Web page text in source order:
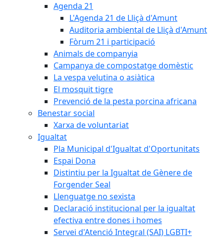
Agenda 21
L'Agenda 21 de Lliçà d'Amunt
Auditoria ambiental de Lliçà d'Amunt
Fòrum 21 i participació
Animals de companyia
Campanya de compostatge domèstic
La vespa velutina o asiàtica
El mosquit tigre
Prevenció de la pesta porcina africana
Benestar social
Xarxa de voluntariat
Igualtat
Pla Municipal d'Igualtat d'Oportunitats
Espai Dona
Distintiu per la Igualtat de Gènere de
Forgender Seal
Llenguatge no sexista
Declaració institucional per la igualtat
efectiva entre dones i homes
Servei d'Atenció Integral (SAI) LGBTI+